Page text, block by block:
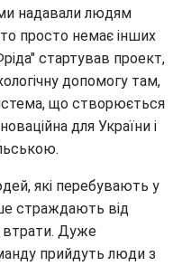
надавали людям
просто немає інших
стартував проект,
допомогу там,
що створюється
для України і
які перебувають у
страждають від
втрати. Дуже
прийдуть люди з